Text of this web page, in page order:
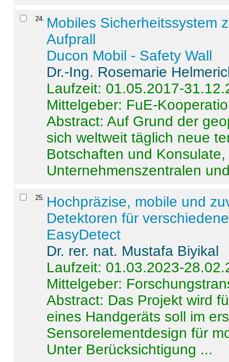
24. Mobiles Sicherheitssystem
Aufprall
Ducon Mobil - Safety Wall
Dr.-Ing. Rosemarie
Laufzeit: 01.05.2017-
Mittelgeber: FuE-
Abstract:Auf Grund der
sich weltweit täglich neue
Botschaften und
Unternehmenszentralen
25. Hochpräzise, mobile und
Detektoren für
EasyDetect
Dr. rer. nat. Mustafa Biyikal
Laufzeit: 01.03.2023-
Mittelgeber:
Abstract: Das Projekt wird
eines Handgeräts soll im
Sensorelementdesign für
Unter Berücksichtigung ...